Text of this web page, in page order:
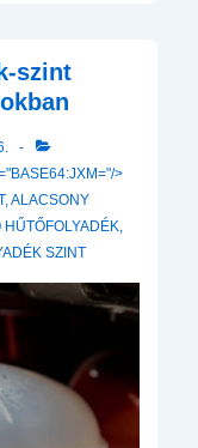
szint
>
,ALACSONY
HŰTŐFOLYADÉK,
SZINT